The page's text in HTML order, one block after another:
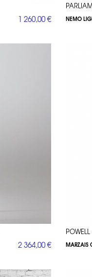
1 260,00 € NEMO
2 364,00 € MARZAIS